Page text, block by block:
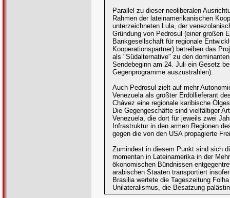
Parallel zu dieser neoliberalen
Rahmen der lateinamerikanischen
unterzeichneten Lula, der
Gründung von Pedrosul (einer großen
Bankgesellschaft für regionale
Kooperationspartner) betreiben das
als "Südalternative" zu den
Sendebeginn am 24. Juli ein Gesetz
Gegenprogramme auszustrahlen).
Auch Pedrosul zielt auf mehr
Venezuela als größter Erdöllieferant
Chávez eine regionale karibische
Die Gegengeschäfte sind vielfältiger
Venezuela, die dort für jeweils zwei
Infrastruktur in den armen Regionen
gegen die von den USA propagierte
Zumindest in diesem Punkt sind sich
momentan in Lateinamerika in der
ökonomischen Bündnissen
arabischen Staaten transportiert
Brasilia wertete die Tageszeitung
Unilateralismus, die Besatzung